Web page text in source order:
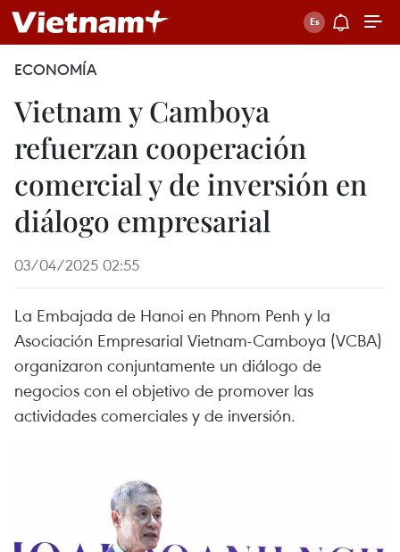
ECONOMÍA
Vietnam y Camboya
refuerzan cooperación
comercial y de inversión en
diálogo empresarial
03/04/2025 02:55
La Embajada de Hanoi en Phnom Penh y la
Asociación Empresarial Vietnam-Camboya (VCBA)
organizaron conjuntamente un diálogo de
negocios con el objetivo de promover las
actividades comerciales y de inversión.